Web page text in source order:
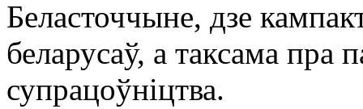
Беласточчыне, дзе
беларусаў, а таксама пра
супрацоўніцтва.